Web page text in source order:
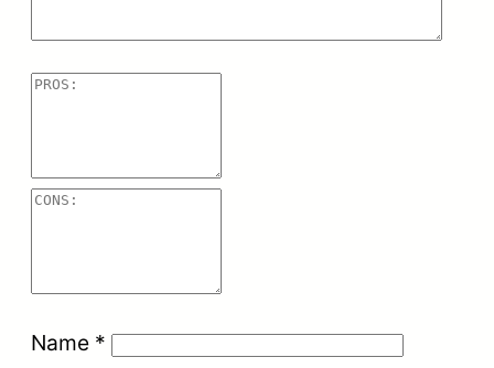
л
и
ы
т
Name *